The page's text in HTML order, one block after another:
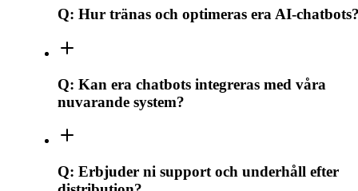
Q: Hur tränas och optimeras era AI-
Q: Kan era chatbots integreras med våra
nuvarande system?
Q: Erbjuder ni support och underhåll efter